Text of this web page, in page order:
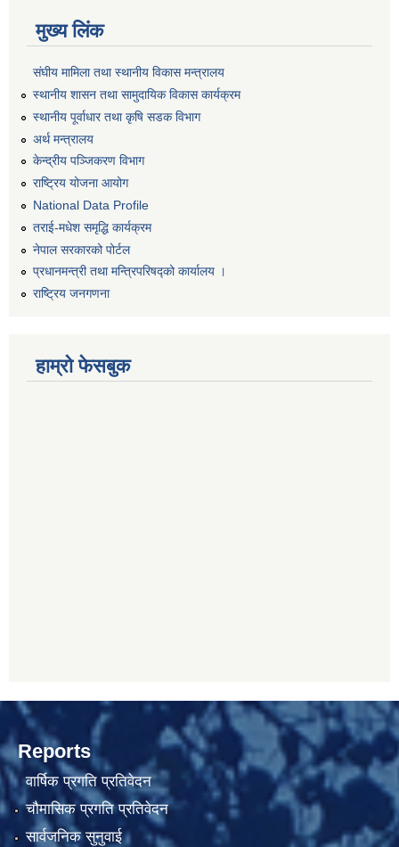
मुख्य लिंक
संघीय मामिला तथा स्थानीय विकास मन्त्रालय
स्थानीय शासन तथा सामुदायिक विकास कार्यक्रम
स्थानीय पूर्वाधार तथा कृषि सडक विभाग
अर्थ मन्त्रालय
केन्द्रीय पञ्जिकरण विभाग
राष्ट्रिय योजना आयोग
National Data Profile
तराई-मधेश समृद्धि कार्यक्रम
नेपाल सरकारको पोर्टल
प्रधानमन्त्री तथा मन्त्रिपरिषद्को कार्यालय ।
राष्ट्रिय जनगणना
हाम्रो फेसबुक
Reports
वार्षिक प्रगति प्रतिवेदन
चौमासिक प्रगति प्रतिवेदन
सार्वजनिक सुनुवाई